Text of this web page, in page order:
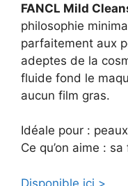
FANCL Mild
philosophie
parfaitement aux
adeptes de la
fluide fond le
aucun film gras.
Idéale pour :
Ce qu’on aime :
Disponible ici >